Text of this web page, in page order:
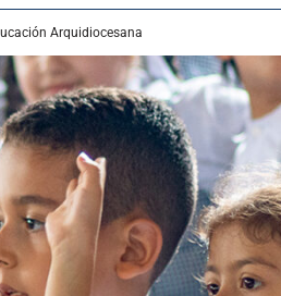
Arquidiocesana